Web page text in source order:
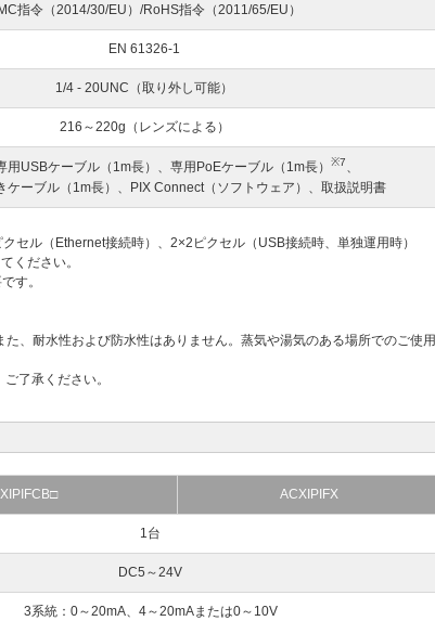
指令（2014/30/EU）/RoHS指令（2011/65/EU）
EN 61326-1
1/4 - 20UNC（取り外し可能）
216～220g（レンズによる）
用USBケーブル（1m長）、専用PoEケーブル（1m長） ※7、
ケーブル（1m長）、PIX Connect（ソフトウェア）、取扱説明書
ル（Ethernet接続時）、2×2ピクセル（USB接続時、単独運用時）
ください。
す。
、耐水性および防水性はありません。蒸気や湯気のある場所でのご使用
了承ください。
ACXIPIFX
1台
DC5～24V
3系統：0～20mA、4～20mAまたは0～10V